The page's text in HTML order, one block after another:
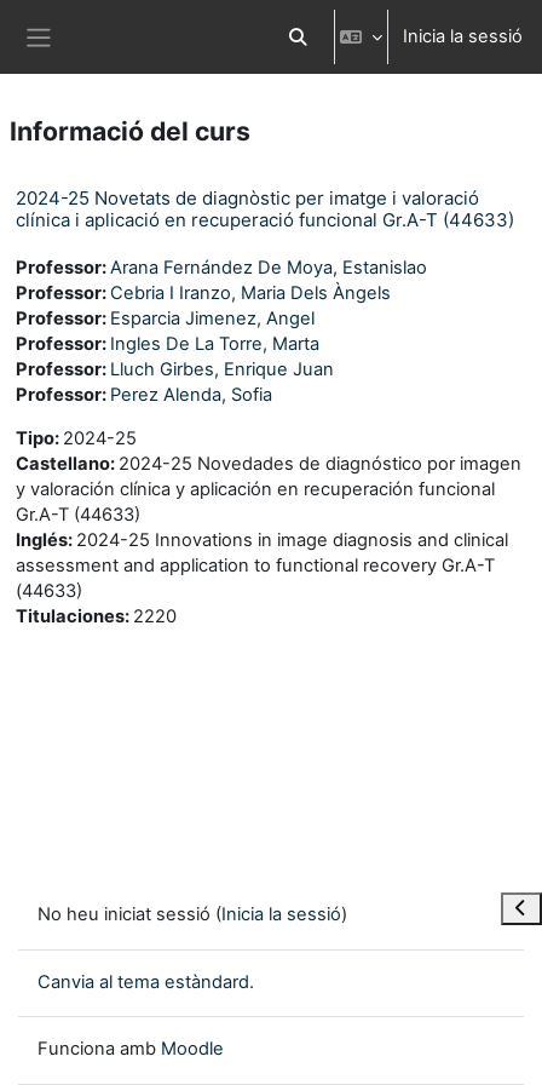
Commuta l'entrada de la cerca
Inicia la sessió
Informació del curs
2024-25 Novetats de diagnòstic per imatge i valoració
clínica i aplicació en recuperació funcional Gr.A-T (44633)
Professor:Arana Fernández De Moya, Estanislao
Professor:Cebria I Iranzo, Maria Dels Àngels
Professor: Esparcia Jimenez, Angel
Professor: Ingles De La Torre, Marta
Professor: Lluch Girbes, Enrique Juan
Professor: Perez Alenda, Sofia
Tipo: 2024-25
Castellano: 2024-25 Novedades de diagnóstico por imagen
y valoración clínica y aplicación en recuperación funcional
Gr.A-T (44633)
Inglés: 2024-25 Innovations in image diagnosis and clinical
assessment and application to functional recovery Gr.A-T
(44633)
Titulaciones: 2220
No heu iniciat sessió (Inicia la sessió)
Canvia al tema estàndard.
Funciona amb Moodle